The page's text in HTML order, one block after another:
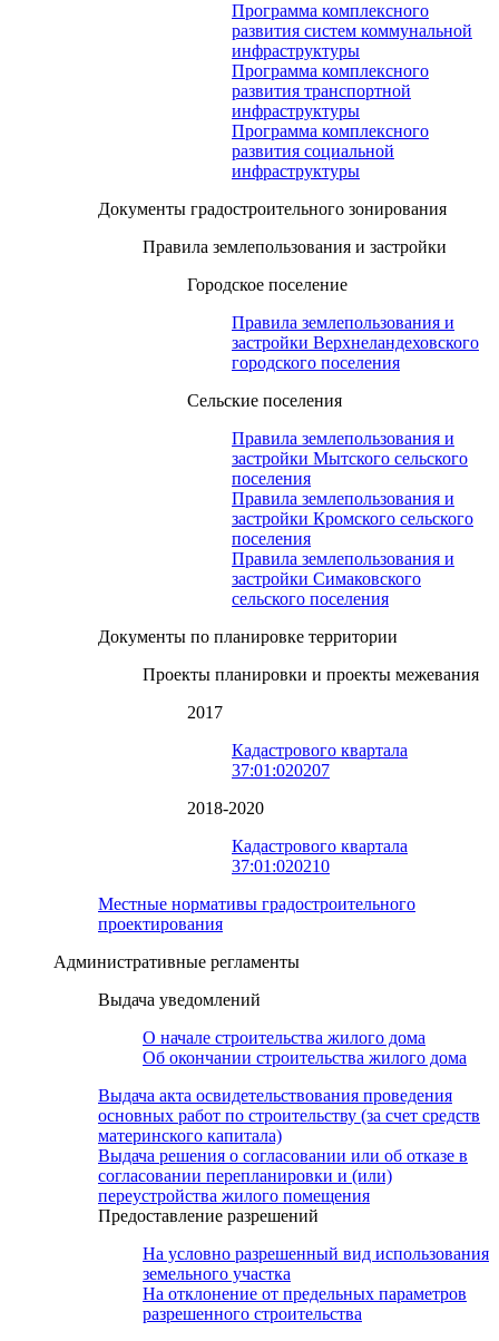
Программа комплексного
развития систем коммунальной
инфраструктуры
Программа комплексного
развития транспортной
инфраструктуры
Программа комплексного
развития социальной
инфраструктуры
Документы градостроительного зонирования
Правила землепользования и застройки
Городское поселение
Правила землепользования и
застройки Верхнеландеховского
городского поселения
Сельские поселения
Правила землепользования и
застройки Мытского сельского
поселения
Правила землепользования и
застройки Кромского сельского
поселения
Правила землепользования и
застройки Симаковского
сельского поселения
Документы по планировке территории
Проекты планировки и проекты межевания
2017
Кадастрового квартала
37:01:020207
2018-2020
Кадастрового квартала
37:01:020210
Местные нормативы градостроительного
проектирования
Административные регламенты
Выдача уведомлений
О начале строительства жилого дома
Об окончании строительства жилого дома
Выдача акта освидетельствования проведения
основных работ по строительству (за счет средств
материнского капитала)
Выдача решения о согласовании или об отказе в
согласовании перепланировки и (или)
переустройства жилого помещения
Предоставление разрешений
На условно разрешенный вид использования
земельного участка
На отклонение от предельных параметров
разрешенного строительства